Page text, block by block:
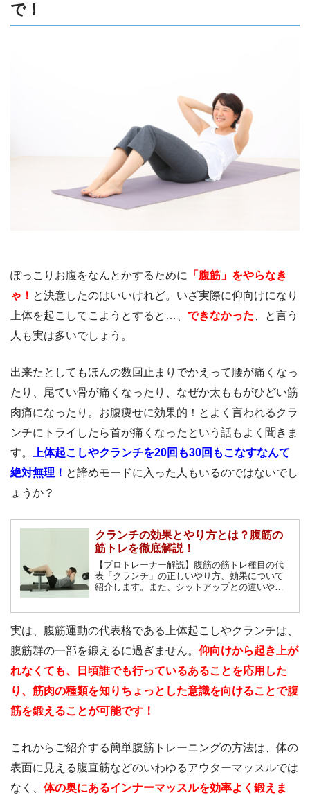
で！
ぽっこりお腹をなんとかするために
「腹筋」をやらなき
ゃ！ と決意したのはいいけれど。いざ実際に仰向けになり
上体を起こしてこようとすると…、 できなかった 、と言う
人も実は多いでしょう。
出来たとしてもほんの数回止まりでかえって腰が痛くなっ
たり、尾てい骨が痛くなったり、なぜか太ももがひどい筋
肉痛になったり。お腹痩せに効果的！とよく言われるクラ
ンチにトライしたら首が痛くなったという話もよく聞きま
す。
上体起こしやクランチを20回も30回もこなすなんて
絶対無理！ と諦めモードに入った人もいるのではないでし
ょうか？
クランチの効果とやり方とは？腹筋の
筋トレを徹底解説！
【プロトレーナー解説】腹筋の筋トレ種目の代
表「クランチ」の正しいやり方、効果について
紹介します。また、シットアップとの違いやク
実は、腹筋運動の代表格である上体起こしやクランチは、
腹筋群の一部を鍛えるに過ぎません。 仰向けから起き上が
れなくても、日頃誰でも行っているあることを応用した
り、筋肉の種類を知りちょっとした意識を向けることで腹
筋を鍛えることが可能です！
これからご紹介する簡単腹筋トレーニングの方法は、体の
表面に見える腹直筋などのいわゆるアウターマッスルでは
なく、 体の奥にあるインナーマッスルを効率よく鍛えま